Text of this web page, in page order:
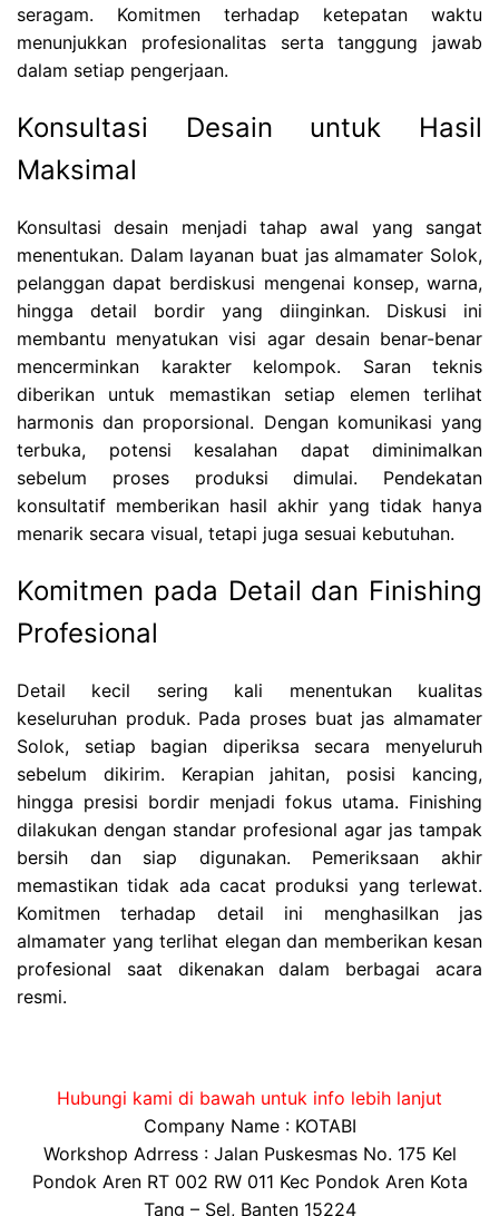
seragam. Komitmen terhadap ketepatan waktu
menunjukkan profesionalitas serta tanggung jawab
dalam setiap pengerjaan.
Konsultasi Desain untuk Hasil
Maksimal
Konsultasi desain menjadi tahap awal yang sangat
menentukan. Dalam layanan buat jas almamater Solok,
pelanggan dapat berdiskusi mengenai konsep, warna,
hingga detail bordir yang diinginkan. Diskusi ini
membantu menyatukan visi agar desain benar-benar
mencerminkan karakter kelompok. Saran teknis
diberikan untuk memastikan setiap elemen terlihat
harmonis dan proporsional. Dengan komunikasi yang
terbuka, potensi kesalahan dapat diminimalkan
sebelum proses produksi dimulai. Pendekatan
konsultatif memberikan hasil akhir yang tidak hanya
menarik secara visual, tetapi juga sesuai kebutuhan.
Komitmen pada Detail dan Finishing
Profesional
Detail kecil sering kali menentukan kualitas
keseluruhan produk. Pada proses buat jas almamater
Solok, setiap bagian diperiksa secara menyeluruh
sebelum dikirim. Kerapian jahitan, posisi kancing,
hingga presisi bordir menjadi fokus utama. Finishing
dilakukan dengan standar profesional agar jas tampak
bersih dan siap digunakan. Pemeriksaan akhir
memastikan tidak ada cacat produksi yang terlewat.
Komitmen terhadap detail ini menghasilkan jas
almamater yang terlihat elegan dan memberikan kesan
profesional saat dikenakan dalam berbagai acara
resmi.
Hubungi kami di bawah untuk info lebih lanjut
Company Name : KOTABI
Workshop Adrress : Jalan Puskesmas No. 175 Kel
Pondok Aren RT 002 RW 011 Kec Pondok Aren Kota
Tang – Sel, Banten 15224